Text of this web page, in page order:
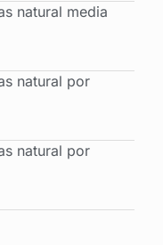
natural media
natural por
natural por